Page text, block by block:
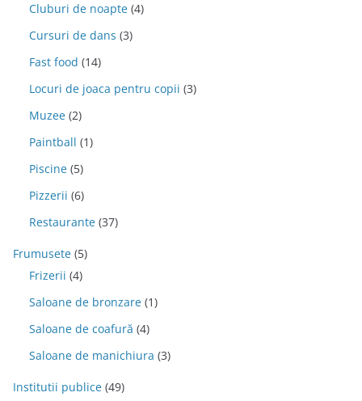
Cluburi de noapte (4)
Cursuri de dans (3)
Fast food (14)
Locuri de joaca pentru copii (3)
Muzee (2)
Paintball (1)
Piscine (5)
Pizzerii (6)
Restaurante (37)
Frumusete (5)
Frizerii (4)
Saloane de bronzare (1)
Saloane de coafură (4)
Saloane de manichiura (3)
Institutii publice (49)